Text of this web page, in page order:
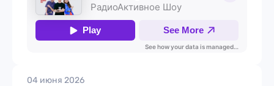
04 июня 2026